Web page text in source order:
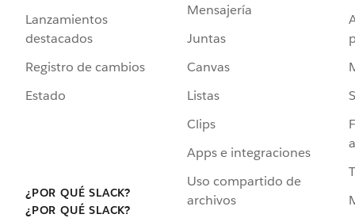
Lanzamientos
destacados
Registro de cambios
Estado
¿POR QUÉ SLACK?
¿POR QUÉ SLACK?
Mensajería
Juntas
Canvas
Listas
Clips
Apps e integraciones
Uso compartido de
archivos